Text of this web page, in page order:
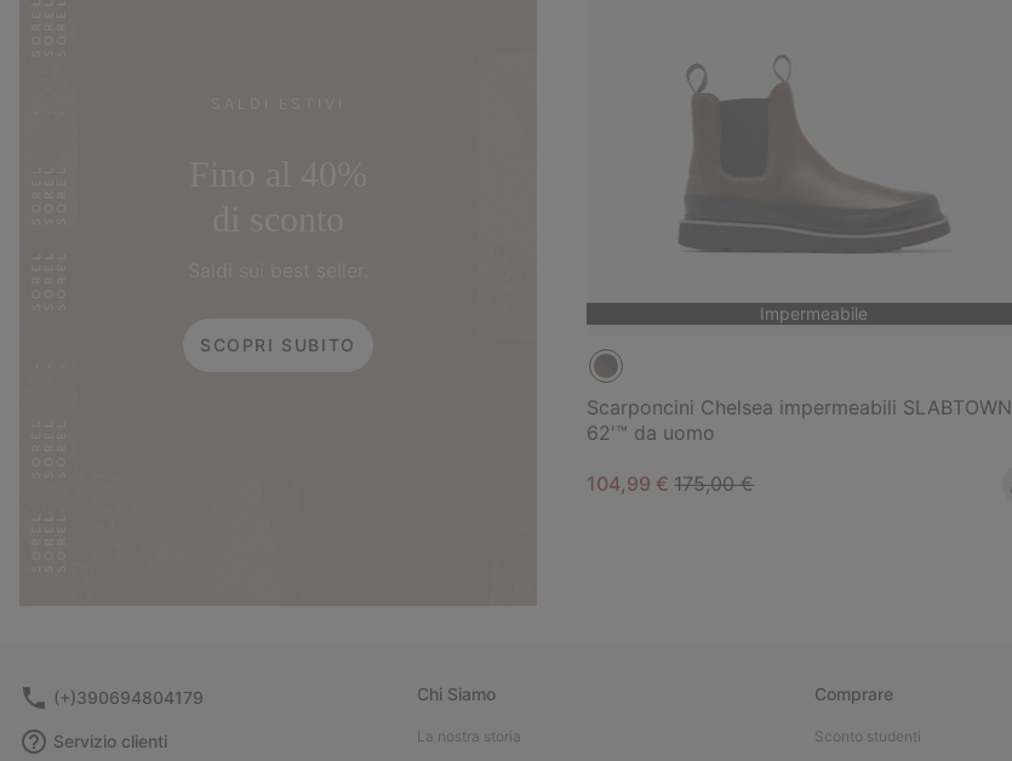
SCOPRI SUBITO
Impermeabile
Scarponcini Chelsea impermeabili SLABTOWN
62'™ da uomo
Sale price:
104,99 €Regular price:
175,00 €
(+)390694804179
Servizio clienti
Chi Siamo
La nostra storia
Comprare
Sconto studenti